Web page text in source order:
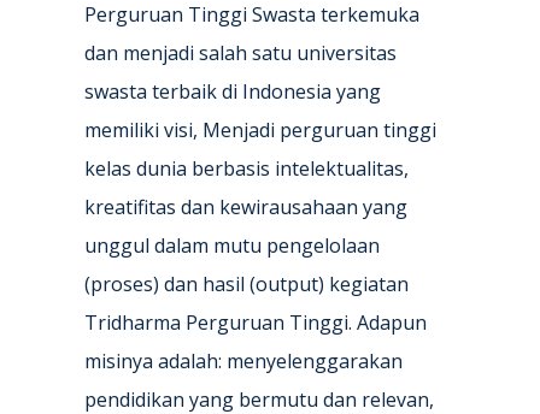
Perguruan Tinggi Swasta terkemuka
dan menjadi salah satu universitas
swasta terbaik di Indonesia yang
memiliki visi, Menjadi perguruan tinggi
kelas dunia berbasis intelektualitas,
kreatifitas dan kewirausahaan yang
unggul dalam mutu pengelolaan
(proses) dan hasil (output) kegiatan
Tridharma Perguruan Tinggi. Adapun
misinya adalah: menyelenggarakan
pendidikan yang bermutu dan relevan,